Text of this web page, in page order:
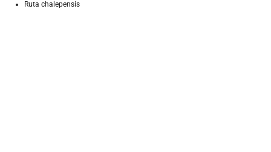
Ruta chalepensis